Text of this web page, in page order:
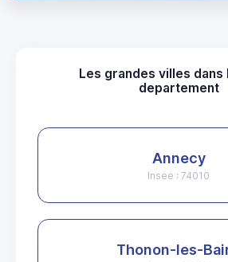
Les grandes villes dans
departement
Annecy
Insee : 74010
Thonon-les-